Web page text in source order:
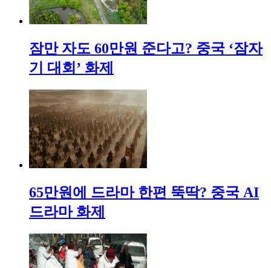
잠만 자도 60만원 준다고? 중국 ‘잠자
기 대회’ 화제
65만원에 드라마 한편 뚝딱? 중국 AI
드라마 화제